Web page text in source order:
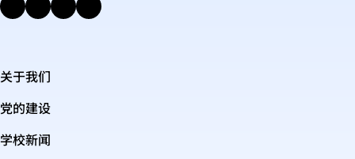
关于我们
党的建设
学校新闻